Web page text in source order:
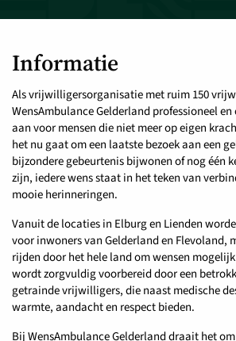
Informatie
Als vrijwilligersorganisatie met ruim 150
WensAmbulance Gelderland professioneel
aan voor mensen die niet meer op eigen
het nu gaat om een laatste bezoek aan een
bijzondere gebeurtenis bijwonen of nog één
zijn, iedere wens staat in het teken van
mooie herinneringen.
Vanuit de locaties in Elburg en Lienden
voor inwoners van Gelderland en Flevoland,
rijden door het hele land om wensen
wordt zorgvuldig voorbereid door een
getrainde vrijwilligers, die naast medische
warmte, aandacht en respect bieden.
Bij WensAmbulance Gelderland draait het